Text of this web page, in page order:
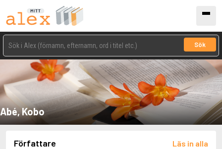
Sök
Abé, Kobo
Författare Läs in alla